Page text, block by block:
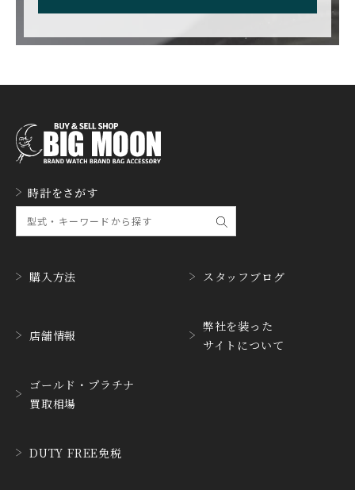
ファーブル・ルーバ フォルティス
FRANCK MULLER NT
GERALD GENTA
ジェラルド・ジェンタ
GLASHUTTE ORIGINA
L
グラスヒュッテ・オリジ
ナル
グッチ
HARRY WINSTON
HEINRICH-GEISEN
ハインリッヒ ガイセン
HORAE
ホライ
時計をさがす
購入方法
店舗情報
ゴールド・プラチナ
買取相場
DUTY FREE免税
スタッフブログ
弊社を装った
サイトについて